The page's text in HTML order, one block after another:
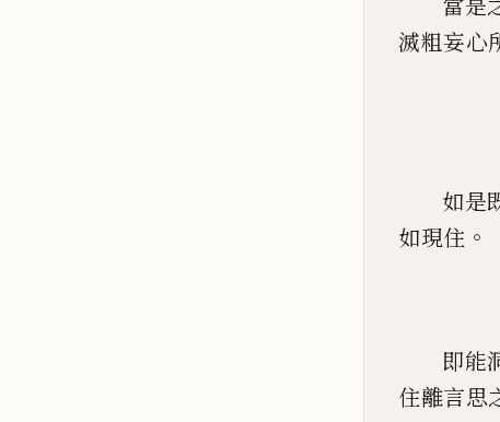
當是
滅粗妄心
如是
如現住 。
即能
住離言思